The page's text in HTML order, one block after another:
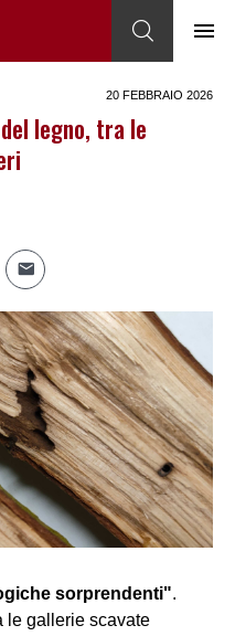
20 FEBBRAIO 2026
legno, tra le
sorprendenti".
le gallerie scavate